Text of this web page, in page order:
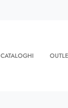
CATALOGHI